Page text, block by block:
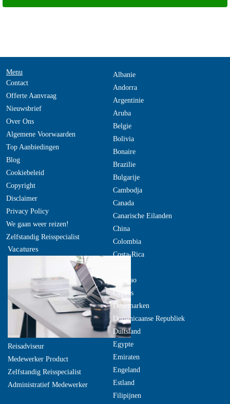
Menu
Contact
Offerte Aanvraag
Nieuwsbrief
Over Ons
Algemene Voorwaarden
Top Aanbiedingen
Blog
Cookiebeleid
Copyright
Disclaimer
Privacy Policy
We gaan weer reizen!
Zelfstandig Reisspecialist
Vacatures
Reisadviseur
Medewerker Product
Zelfstandig Reisspecialist
Administratief Medewerker
Albanie
Andorra
Argentinie
Aruba
Belgie
Bolivia
Bonaire
Brazilie
Bulgarije
Cambodja
Canada
Canarische Eilanden
China
Colombia
Costa-Rica
Curacao
Cyprus
Denemarken
Dominicaanse Republiek
Duitsland
Egypte
Emiraten
Engeland
Estland
Filipijnen